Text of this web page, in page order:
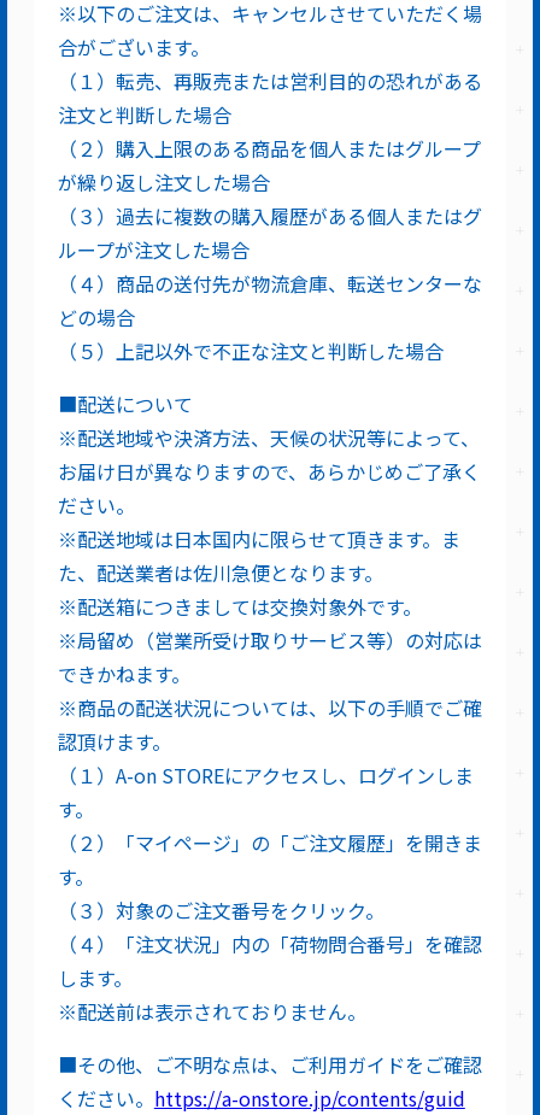
※以下のご注文は、キャンセルさせていただく場
合がございます。
（１）転売、再販売または営利目的の恐れがある
注文と判断した場合
（２）購入上限のある商品を個人またはグループ
が繰り返し注文した場合
（３）過去に複数の購入履歴がある個人またはグ
ループが注文した場合
（４）商品の送付先が物流倉庫、転送センターな
どの場合
（５）上記以外で不正な注文と判断した場合
■配送について
※配送地域や決済方法、天候の状況等によって、
お届け日が異なりますので、あらかじめご了承く
ださい。
※配送地域は日本国内に限らせて頂きます。ま
た、配送業者は佐川急便となります。
※配送箱につきましては交換対象外です。
※局留め（営業所受け取りサービス等）の対応は
できかねます。
※商品の配送状況については、以下の手順でご確
認頂けます。
（１）A-on STOREにアクセスし、ログインしま
す。
（２）「マイページ」の「ご注文履歴」を開きま
す。
（３）対象のご注文番号をクリック。
（４）「注文状況」内の「荷物問合番号」を確認
します。
※配送前は表示されておりません。
■その他、ご不明な点は、ご利用ガイドをご確認
ください。 https://a-onstore.jp/contents/guid